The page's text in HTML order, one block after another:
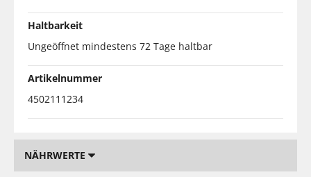
Haltbarkeit
Ungeöffnet mindestens 72 Tage haltbar
Artikelnummer
4502111234
NÄHRWERTE